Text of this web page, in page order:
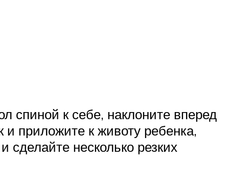
спиной к себе, наклоните вперед
и приложите к животу ребенка,
несколько резких